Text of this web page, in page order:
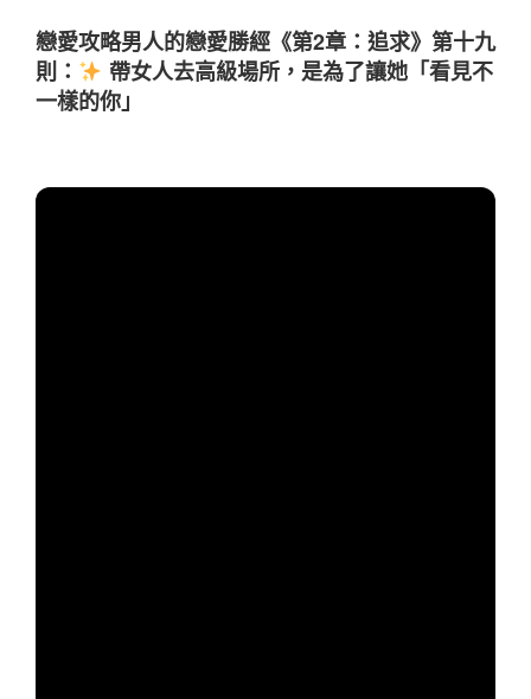
戀愛攻略男人的戀愛勝經《第2章：追求》第十九
則：
帶女人去高級場所，是為了讓她「看見不
一樣的你」